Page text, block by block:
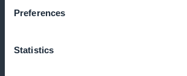
Preferences
Statistics
des utilisateurs pour ajuster vos